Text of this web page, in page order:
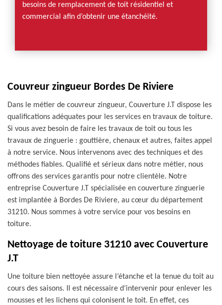
besoins de remplacement de toit résidentiel et
commercial afin d’obtenir une étanchéité.
Couvreur zingueur Bordes De Riviere
Dans le métier de couvreur zingueur, Couverture J.T dispose les
qualifications adéquates pour les services en travaux de toiture.
Si vous avez besoin de faire les travaux de toit ou tous les
travaux de zinguerie : gouttière, chenaux et autres, faites appel
à notre service. Nous intervenons avec des techniques et des
méthodes fiables. Qualifié et sérieux dans notre métier, nous
offrons des services garantis pour notre clientèle. Notre
entreprise Couverture J.T spécialisée en couverture zinguerie
est implantée à Bordes De Riviere, au cœur du département
31210. Nous sommes à votre service pour vos besoins en
toiture.
Nettoyage de toiture 31210 avec Couverture
J.T
Une toiture bien nettoyée assure l’étanche et la tenue du toit au
cours des saisons. Il est nécessaire d’intervenir pour enlever les
mousses et les lichens qui colonisent le toit. En effet, ces